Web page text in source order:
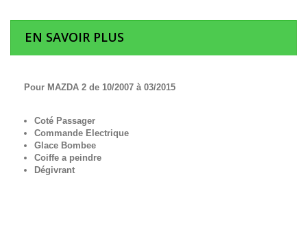
EN SAVOIR PLUS
Pour MAZDA 2 de 10/2007 à 03/2015
Coté Passager
Commande Electrique
Glace Bombee
Coiffe a peindre
Dégivrant